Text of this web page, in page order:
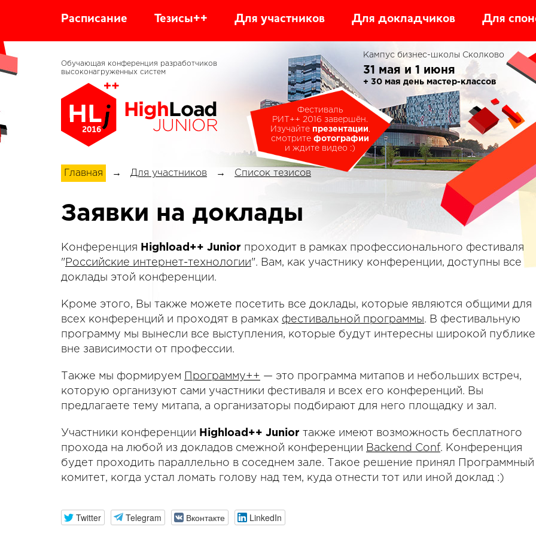
Расписание Тезисы++ Для участников Для докладчиков Для
Фестиваль
РИТ++ 2016 завершён.
Изучайте презентации
смотрите фотографии
и ждите видео :)
Обучающая конференция разработчиков
высоконагруженных систем
2016
Кампус бизнес-школы Сколково
31 мая и 1 июня
+ 30 мая день мастер-классов
Главная → Для участников → Список тезисов
Заявки на доклады
Конференция Highload++ Junior проходит в рамках профессионального фестиваля
"Российские интернет-технологии". Вам, как участнику конференции, доступны все
доклады этой конференции.
Кроме этого, Вы также можете посетить все доклады, которые являются общими для
всех конференций и проходят в рамках фестивальной программы. В фестивальную
программу мы вынесли все выступления, которые будут интересны широкой
вне зависимости от профессии.
Также мы формируем Программу++ — это программа митапов и небольших встреч,
которую организуют сами участники фестиваля и всех его конференций. Вы
предлагаете тему митапа, а организаторы подбирают для него площадку и зал.
Участники конференции Highload++ Junior также имеют возможность бесплатного
прохода на любой из докладов смежной конференции Backend Conf. Конференция
будет проходить параллельно в соседнем зале. Такое решение принял Программный
комитет, когда устал ломать голову над тем, куда отнести тот или иной доклад :)
Twitter Telegram Вконтакте LinkedIn